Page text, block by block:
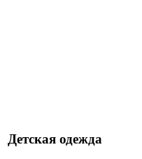
Детская одежда